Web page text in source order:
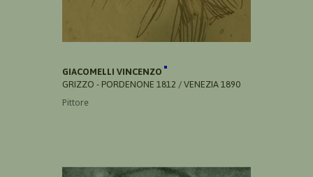
GIACOMELLI VINCENZO
GRIZZO - PORDENONE 1812 / VENEZIA 1890
Pittore